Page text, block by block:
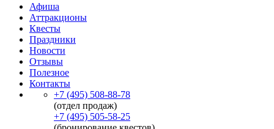
Афиша
Аттракционы
Квесты
Праздники
Новости
Отзывы
Полезное
Контакты
+7 (495) 508-88-78
(отдел продаж)
+7 (495) 505-58-25